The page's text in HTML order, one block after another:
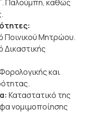
Παλούμπη, καθώς
Ποινικού Μητρώου.
Δικαστικής
και
Καταστατικό της
νομιμοποίησης